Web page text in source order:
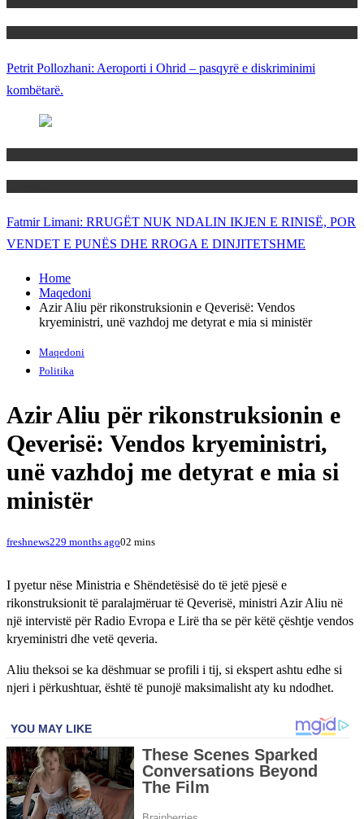
Petrit Pollozhani: Aeroporti i Ohrid – pasqyrë e diskriminimi
kombëtarë.
Fatmir Limani: RRUGËT NUK NDALIN IKJEN E RINISË, POR
VENDET E PUNËS DHE RROGA E DINJITETSHME
Home
Maqedoni
Azir Aliu për rikonstruksionin e Qeverisë: Vendos
kryeministri, unë vazhdoj me detyrat e mia si ministër
Maqedoni
Politika
Azir Aliu për rikonstruksionin e
Qeverisë: Vendos kryeministri,
unë vazhdoj me detyrat e mia si
ministër
freshnews229 months ago02 mins
I pyetur nëse Ministria e Shëndetësisë do të jetë pjesë e
rikonstruksionit të paralajmëruar të Qeverisë, ministri Azir Aliu në
një intervistë për Radio Evropa e Lirë tha se për këtë çështje vendos
kryeministri dhe vetë qeveria.
Aliu theksoi se ka dëshmuar se profili i tij, si ekspert ashtu edhe si
njeri i përkushtuar, është të punojë maksimalisht aty ku ndodhet.